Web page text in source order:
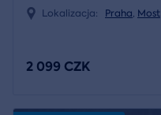
Lokalizacja: Praha, Most
2 099 CZK